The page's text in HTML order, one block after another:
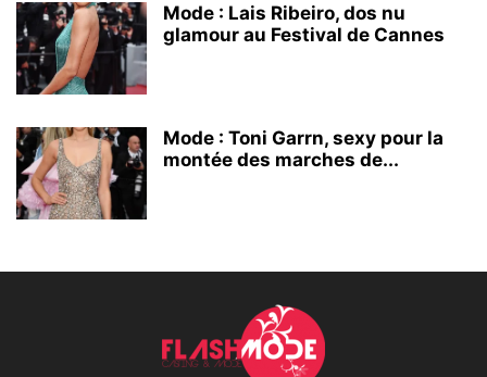
Mode : Lais Ribeiro, dos nu
glamour au Festival de Cannes
Mode : Toni Garrn, sexy pour la
montée des marches de...